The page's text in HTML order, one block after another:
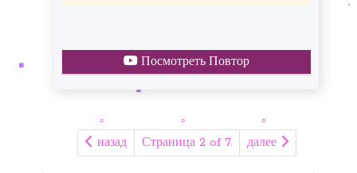
Посмотреть Повтор
назад Страница 2 of 7. далее